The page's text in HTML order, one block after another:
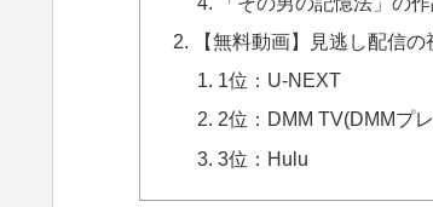
【無料動画】見逃し配信
1位：U-NEXT
2位：DMM TV(DMMプ
3位：Hulu